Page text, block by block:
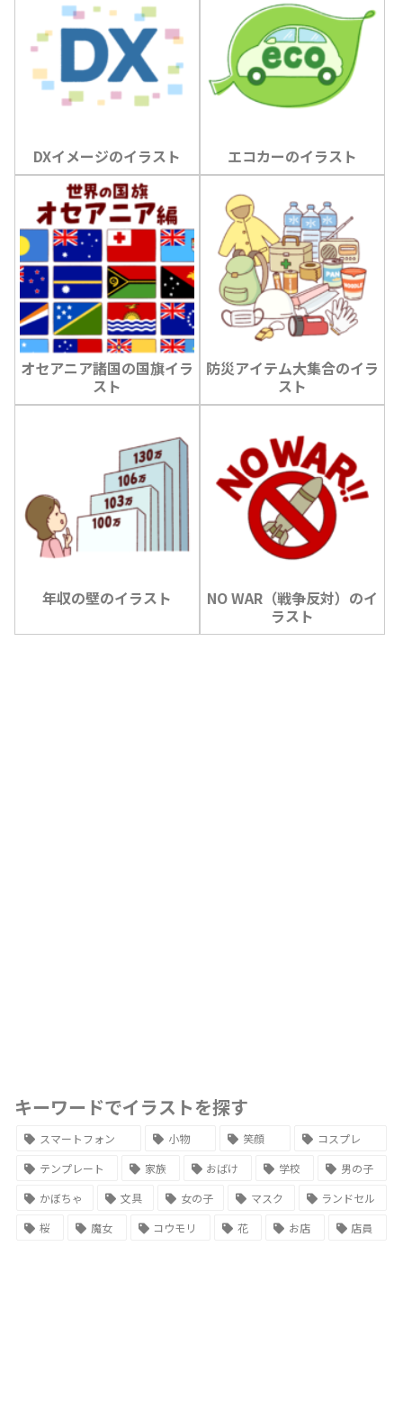
DXイメージのイラスト エコカーのイラスト
オセアニア諸国の国旗イラ
スト
防災アイテム大集合のイラ
スト
年収の壁のイラスト
NO WAR（戦争反対）のイ
ラスト
キーワードでイラストを探す
スマートフォン 小物 笑顔
コスプレ
テンプレート
家族 おばけ 学校
男の子
かぼちゃ
文具 女の子 マスク
ランドセル
桜
魔女 コウモリ 花 お店 店員